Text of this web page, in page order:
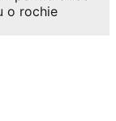
o rochie